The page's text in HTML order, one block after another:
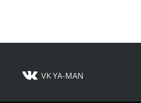
VK YA-MAN